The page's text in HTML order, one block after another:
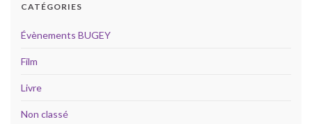
CATÉGORIES
Évènements BUGEY
Film
Livre
Non classé